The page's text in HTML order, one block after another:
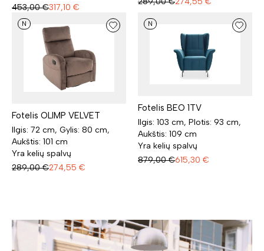
453,00 €317,10 €
N
Fotelis OLIMP VELVET
Ilgis: 72 cm, Gylis: 80 cm,
Aukštis: 101 cm
Yra kelių spalvų
289,00 €274,55 €
N
Fotelis BEO 1TV
Ilgis: 103 cm, Plotis: 93 cm,
Aukštis: 109 cm
Yra kelių spalvų
879,00 €615,30 €